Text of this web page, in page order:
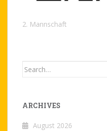
2. Mannschaft
Search
ARCHIVES
August 2026